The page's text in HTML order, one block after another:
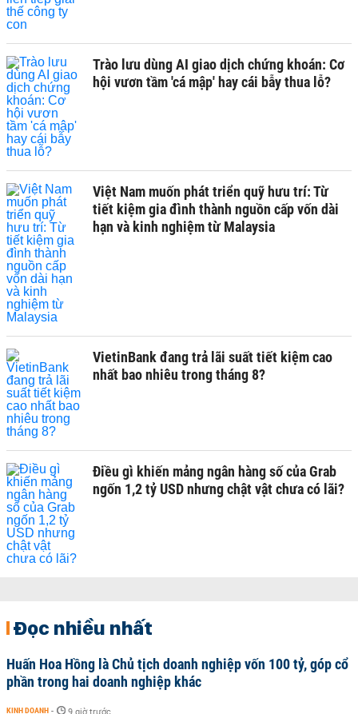
Trào lưu dùng AI giao dịch chứng khoán: Cơ
hội vươn tầm 'cá mập' hay cái bẫy thua lỗ?
Việt Nam muốn phát triển quỹ hưu trí: Từ
tiết kiệm gia đình thành nguồn cấp vốn dài
hạn và kinh nghiệm từ Malaysia
VietinBank đang trả lãi suất tiết kiệm cao
nhất bao nhiêu trong tháng 8?
Điều gì khiến mảng ngân hàng số của Grab
ngốn 1,2 tỷ USD nhưng chật vật chưa có lãi?
Đọc nhiều nhất
Huấn Hoa Hồng là Chủ tịch doanh nghiệp vốn 100 tỷ, góp cổ
phần trong hai doanh nghiệp khác
KINH DOANH -